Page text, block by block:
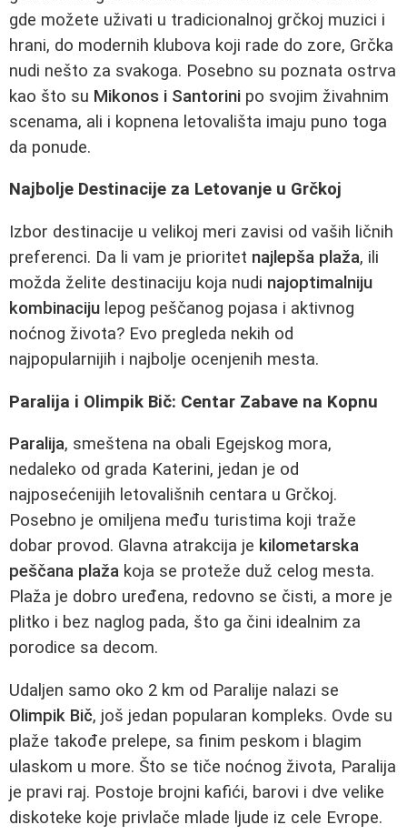
gde možete uživati u tradicionalnoj grčkoj muzici i
hrani, do modernih klubova koji rade do zore, Grčka
nudi nešto za svakoga. Posebno su poznata ostrva
kao što su Mikonos i Santorini po svojim živahnim
scenama, ali i kopnena letovališta imaju puno toga
da ponude.
Najbolje Destinacije za Letovanje u Grčkoj
Izbor destinacije u velikoj meri zavisi od vaših ličnih
preferenci. Da li vam je prioritet najlepša plaža, ili
možda želite destinaciju koja nudi najoptimalniju
kombinaciju lepog peščanog pojasa i aktivnog
noćnog života? Evo pregleda nekih od
najpopularnijih i najbolje ocenjenih mesta.
Paralija i Olimpik Bič: Centar Zabave na Kopnu
Paralija, smeštena na obali Egejskog mora,
nedaleko od grada Katerini, jedan je od
najposećenijih letovališnih centara u Grčkoj.
Posebno je omiljena među turistima koji traže
dobar provod. Glavna atrakcija je kilometarska
peščana plaža koja se proteže duž celog mesta.
Plaža je dobro uređena, redovno se čisti, a more je
plitko i bez naglog pada, što ga čini idealnim za
porodice sa decom.
Udaljen samo oko 2 km od Paralije nalazi se
Olimpik Bič, još jedan popularan kompleks. Ovde su
plaže takođe prelepe, sa finim peskom i blagim
ulaskom u more. Što se tiče noćnog života, Paralija
je pravi raj. Postoje brojni kafići, barovi i dve velike
diskoteke koje privlače mlade ljude iz cele Evrope.